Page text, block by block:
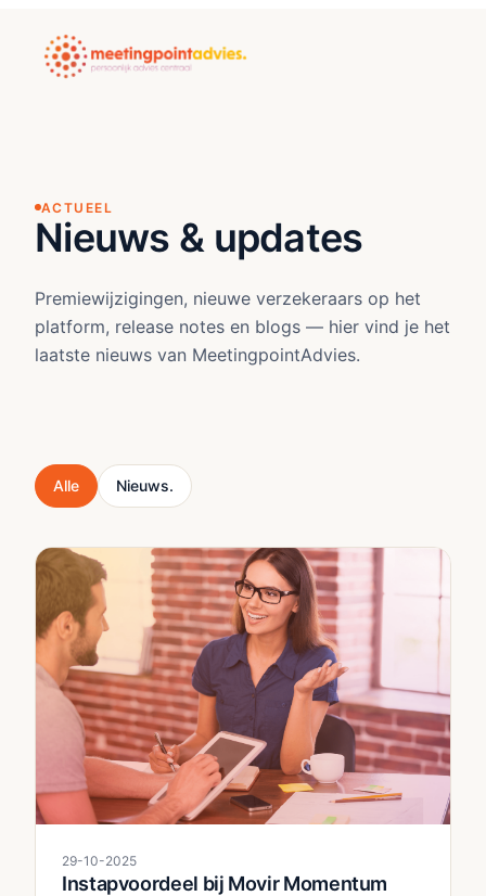
ACTUEEL
Nieuws & updates
Premiewijzigingen, nieuwe verzekeraars op het
platform, release notes en blogs — hier vind je het
laatste nieuws van MeetingpointAdvies.
Alle Nieuws.
29-10-2025
Instapvoordeel bij Movir Momentum